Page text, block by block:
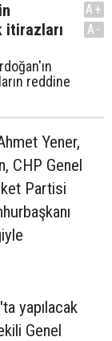
itirazları
reddine
A+
A-
Yener,
CHP Genel
Partisi
yapılacak
Genel